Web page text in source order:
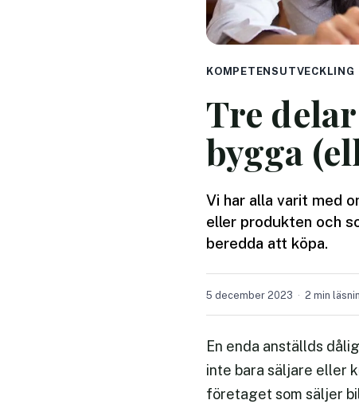
KOMPETENSUTVECKLING
Tre
bygga
Vi har alla varit med
eller produkten och
beredda att köpa.
5 december 2023 2 min
En enda anställds
inte bara säljare eller
företaget som säljer